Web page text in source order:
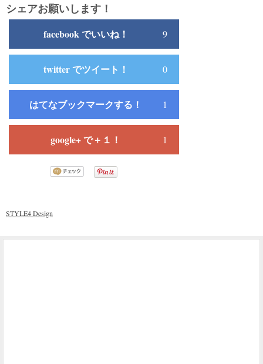
シェアお願いします！
facebook でいいね！ 9
twitter でツイート！ 0
はてなブックマークする！ 1
google+ で＋１！ 1
STYLE4 Design